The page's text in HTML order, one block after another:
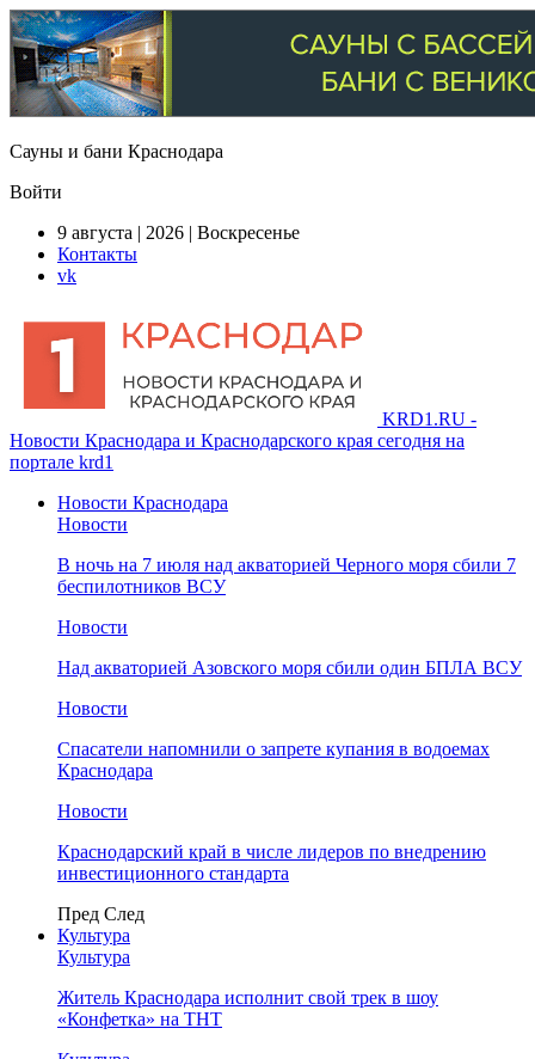
Сауны и бани Краснодара
Войти
9 августа | 2026 | Воскресенье
Контакты
vk
KRD1.RU -
Новости Краснодара и Краснодарского края сегодня на
портале krd1
Новости Краснодара
Новости
В ночь на 7 июля над акваторией Черного моря сбили 7
беспилотников ВСУ
Новости
Над акваторией Азовского моря сбили один БПЛА ВСУ
Новости
Спасатели напомнили о запрете купания в водоемах
Краснодара
Новости
Краснодарский край в числе лидеров по внедрению
инвестиционного стандарта
Пред След
Культура
Культура
Житель Краснодара исполнит свой трек в шоу
«Конфетка» на ТНТ